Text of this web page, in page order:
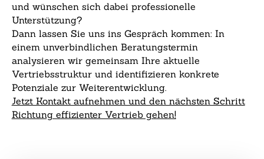
und wünschen sich dabei professionelle
Unterstützung?
Dann lassen Sie uns ins Gespräch kommen: In
einem unverbindlichen Beratungstermin
analysieren wir gemeinsam Ihre aktuelle
Vertriebsstruktur und identifizieren konkrete
Potenziale zur Weiterentwicklung.
Jetzt Kontakt aufnehmen und den nächsten Schritt
Richtung effizienter Vertrieb gehen!